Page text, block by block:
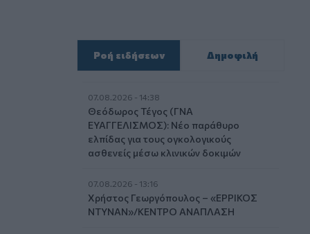
Ροή ειδήσεων Δημοφιλή
07.08.2026 - 14:38
Θεόδωρος Τέγος (ΓΝΑ
ΕΥΑΓΓΕΛΙΣΜΟΣ): Νέο παράθυρο
ελπίδας για τους ογκολογικούς
ασθενείς μέσω κλινικών δοκιμών
07.08.2026 - 13:16
Χρήστος Γεωργόπουλος – «ΕΡΡΙΚΟΣ
ΝΤΥΝΑΝ»/ΚΕΝΤΡΟ ΑΝΑΠΛΑΣΗ